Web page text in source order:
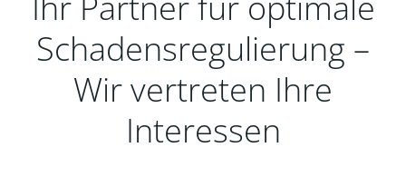
Schadensregulierung –
Wir vertreten Ihre
Interessen